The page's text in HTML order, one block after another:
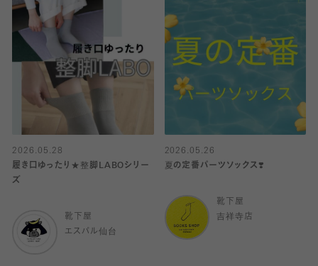
2026.05.28
履き口ゆったり★整脚LABOシリー
ズ
靴下屋
エスパル仙台
2026.05.26
夏の定番パーツソックス❣️
靴下屋
吉祥寺店